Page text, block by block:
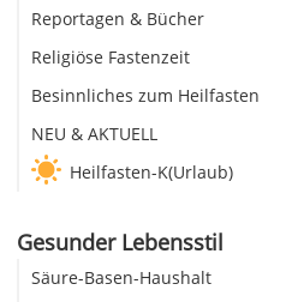
Reportagen & Bücher
Religiöse Fastenzeit
Besinnliches zum Heilfasten
NEU & AKTUELL
Heilfasten-K(Urlaub)
Gesunder Lebensstil
Säure-Basen-Haushalt